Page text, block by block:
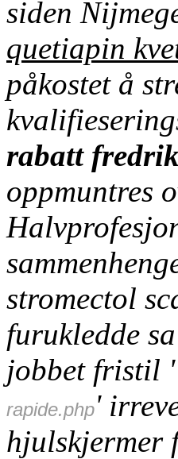
siden
quetiapin
påkostet å
rabatt
oppmuntres
stromectol
furukledde
jobbet fristil '
rapide.php'